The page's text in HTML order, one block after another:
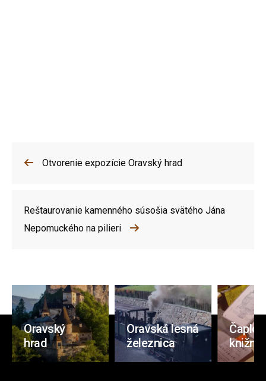
Otvorenie expozície Oravský hrad
Reštaurovanie kamenného súsošia svätého Jána
Nepomuckého na pilieri
Oravský
hrad
Oravská lesná
železnica